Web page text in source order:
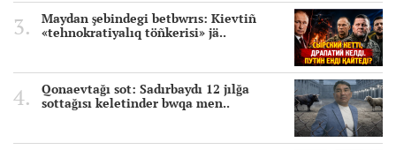
Maydan şebindegi betbwrıs: Kievtiñ
«tehnokratiyalıq töñkerisi» jä..
Qonaevtağı sot: Sadırbaydı 12 jılğa
sottağısı keletinder bwqa men..